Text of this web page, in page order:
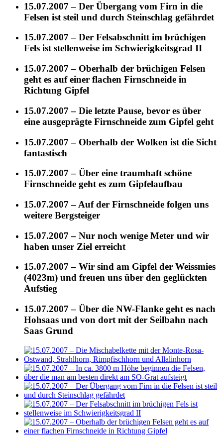
15.07.2007 – Der Übergang vom Firn in die
Felsen ist steil und durch Steinschlag gefährdet
15.07.2007 – Der Felsabschnitt im brüchigen
Fels ist stellenweise im Schwierigkeitsgrad II
15.07.2007 – Oberhalb der brüchigen Felsen
geht es auf einer flachen Firnschneide in
Richtung Gipfel
15.07.2007 – Die letzte Pause, bevor es über
eine ausgeprägte Firnschneide zum Gipfel geht
15.07.2007 – Oberhalb der Wolken ist die Sicht
fantastisch
15.07.2007 – Über eine traumhaft schöne
Firnschneide geht es zum Gipfelaufbau
15.07.2007 – Auf der Firnschneide folgen uns
weitere Bergsteiger
15.07.2007 – Nur noch wenige Meter und wir
haben unser Ziel erreicht
15.07.2007 – Wir sind am Gipfel der Weissmies
(4023m) und freuen uns über den geglückten
Aufstieg
15.07.2007 – Über die NW-Flanke geht es nach
Hohsaas und von dort mit der Seilbahn nach
Saas Grund